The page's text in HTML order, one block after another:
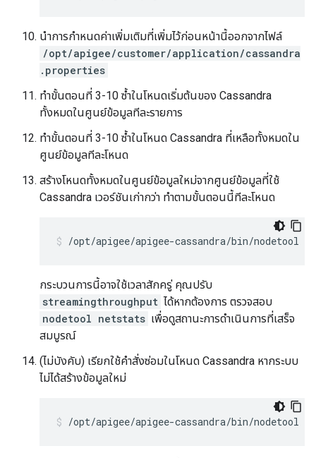
นำการกำหนดค่าเพิ่มเติมที่เพิ่มไว้ก่อนหน้านี้ออกจากไฟล์
/opt/apigee/customer/application/cassandra
.properties
ทำขั้นตอนที่ 3-10 ซ้ำในโหนดเริ่มต้นของ Cassandra
ทั้งหมดในศูนย์ข้อมูลทีละรายการ
ทำขั้นตอนที่ 3-10 ซ้ำในโหนด Cassandra ที่เหลือทั้งหมดใน
ศูนย์ข้อมูลทีละโหนด
สร้างโหนดทั้งหมดในศูนย์ข้อมูลใหม่จากศูนย์ข้อมูลที่ใช้
Cassandra เวอร์ชันเก่ากว่า ทำตามขั้นตอนนี้ทีละโหนด
/opt/apigee/apigee-cassandra/bin/nodetool
กระบวนการนี้อาจใช้เวลาสักครู่ คุณปรับ
streamingthroughput ได้หากต้องการ ตรวจสอบ
nodetool netstats เพื่อดูสถานะการดำเนินการที่เสร็จ
สมบูรณ์
(ไม่บังคับ) เรียกใช้คำสั่งซ่อมในโหนด Cassandra หากระบบ
ไม่ได้สร้างข้อมูลใหม่
/opt/apigee/apigee-cassandra/bin/nodetool